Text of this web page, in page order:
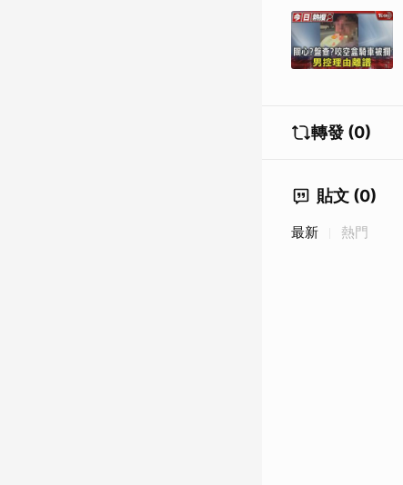
轉發 (0)
貼文 (0)
最新 熱門